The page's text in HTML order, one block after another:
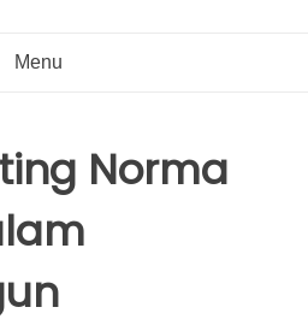
Menu
Norma